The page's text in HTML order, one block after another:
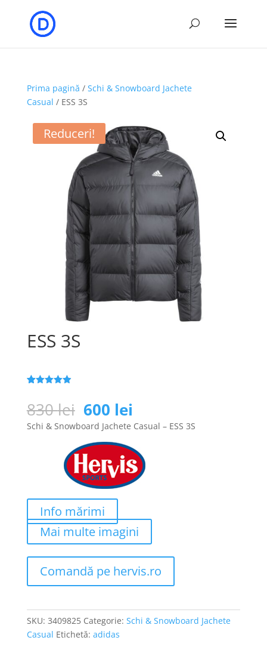
Prima pagină / Schi & Snowboard Jachete
Casual / ESS 3S
Reduceri!
ESS 3S
pe baza a
de evaluări
de la clienți
830lei Prețul
inițial
a
fost:
830 lei.
600 lei
curent
este:
600 lei.
Schi & Snowboard Jachete Casual – ESS 3S
Info mărimi
Mai multe imagini
Comandă pe hervis.ro
SKU: 3409825 Categorie: Schi & Snowboard Jachete
Casual Etichetă: adidas